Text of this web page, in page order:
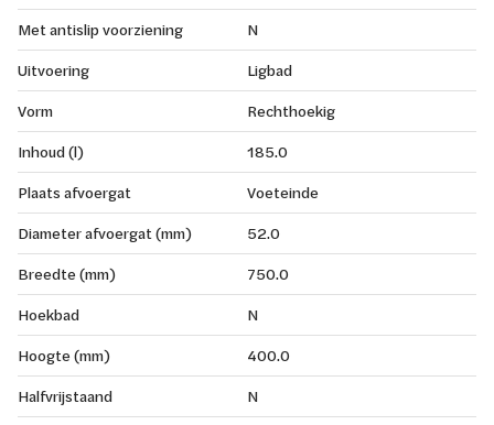
Met antislip voorziening
N
Uitvoering
Ligbad
Vorm
Rechthoekig
Inhoud (l)
185.0
Plaats afvoergat
Voeteinde
Diameter afvoergat (mm)
52.0
Breedte (mm)
750.0
Hoekbad
N
Hoogte (mm)
400.0
Halfvrijstaand
N